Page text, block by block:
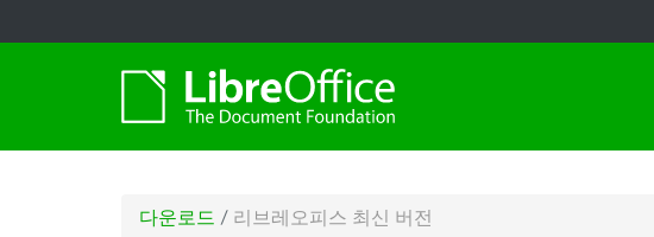
다운로드 / 리브레오피스 최신 버전